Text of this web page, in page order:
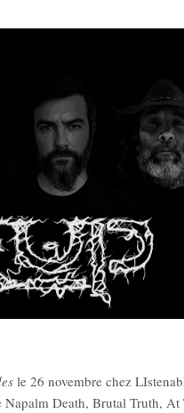
le 26 novembre chez
Death, Brutal Truth, At
12,90